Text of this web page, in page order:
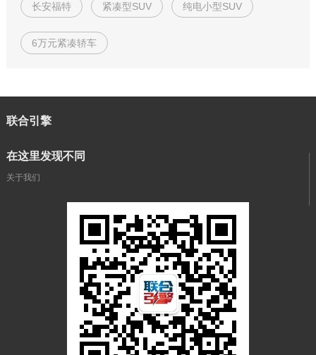
长安福特 紧凑型SUV 纯电小型SUV
6万元紧凑轿车
联合引擎
在这里发现不同
关于我们